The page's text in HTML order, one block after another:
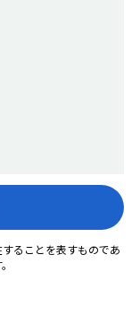
ることを表すものであ